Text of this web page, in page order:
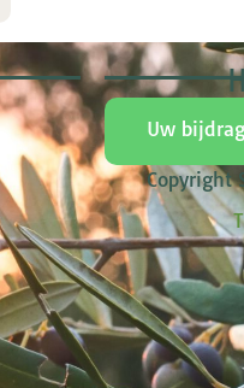
Uw
Copyright